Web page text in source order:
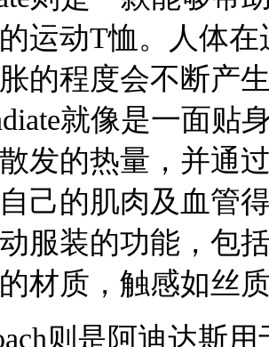
运动T恤。人体
的程度会不断产
就像是一面贴
发的热量，并通
己的肌肉及血管
服装的功能，包
材质，触感如丝
则是阿迪达斯用